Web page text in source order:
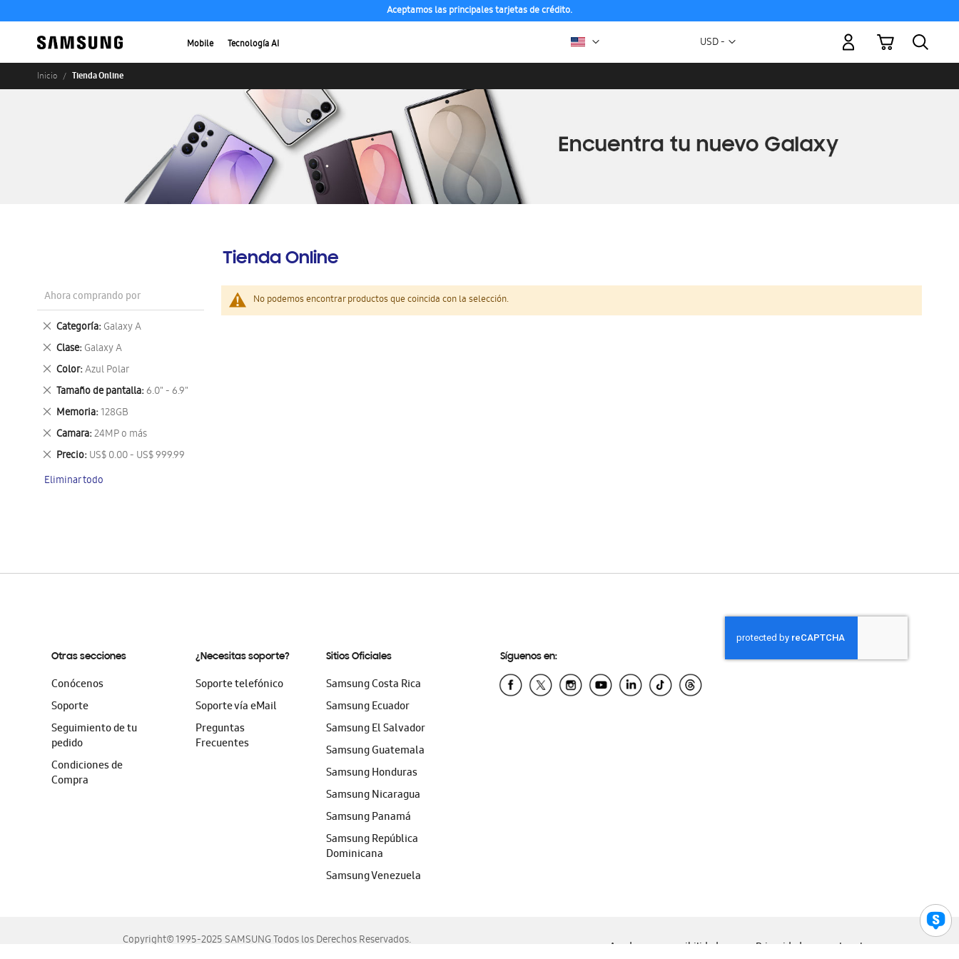
Aceptamos las principales tarjetas de crédito.
Mobile Tecnología AI Moneda
USD -
Mi carrito
Inicio Tienda Online
Tienda Online
No podemos encontrar productos que coincida con la selección.
Ahora comprando por
Categoría Galaxy A
Eliminar
este
artículo
Clase Galaxy A
Eliminar
este
artículo
Color Azul Polar
Eliminar
este
artículo
Tamaño de pantalla 6.0" - 6.9"
Eliminar
este
artículo
Memoria 128GB
Eliminar
este
artículo
Camara 24MP o más
Eliminar
este
artículo
Precio US$ 0.00 - US$ 999.99
Eliminar
artículo
Eliminar todo
Otras secciones
Conócenos
Soporte
Seguimiento de tu
pedido
Condiciones de
Compra
¿Necesitas soporte?
Soporte telefónico
Soporte vía eMail
Preguntas
Frecuentes
Sitios Oficiales
Samsung Costa Rica
Samsung Ecuador
Samsung El Salvador
Samsung Guatemala
Samsung Honduras
Samsung Nicaragua
Samsung Panamá
Samsung República
Dominicana
Samsung Venezuela
Síguenos en:
Copyright© 1995-2025 SAMSUNG Todos los Derechos Reservados.
Ayuda para accesibilidad Privacidad Legal